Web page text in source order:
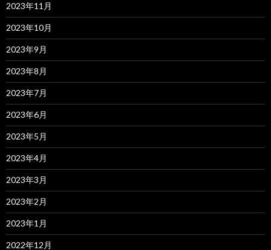
2023年11月
2023年10月
2023年9月
2023年8月
2023年7月
2023年6月
2023年5月
2023年4月
2023年3月
2023年2月
2023年1月
2022年12月